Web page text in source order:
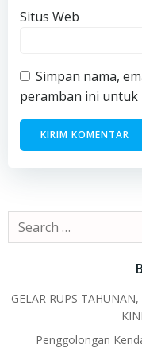
Situs Web
Simpan nama,
peramban ini
Search
for:
GELAR RUPS
Penggolongan